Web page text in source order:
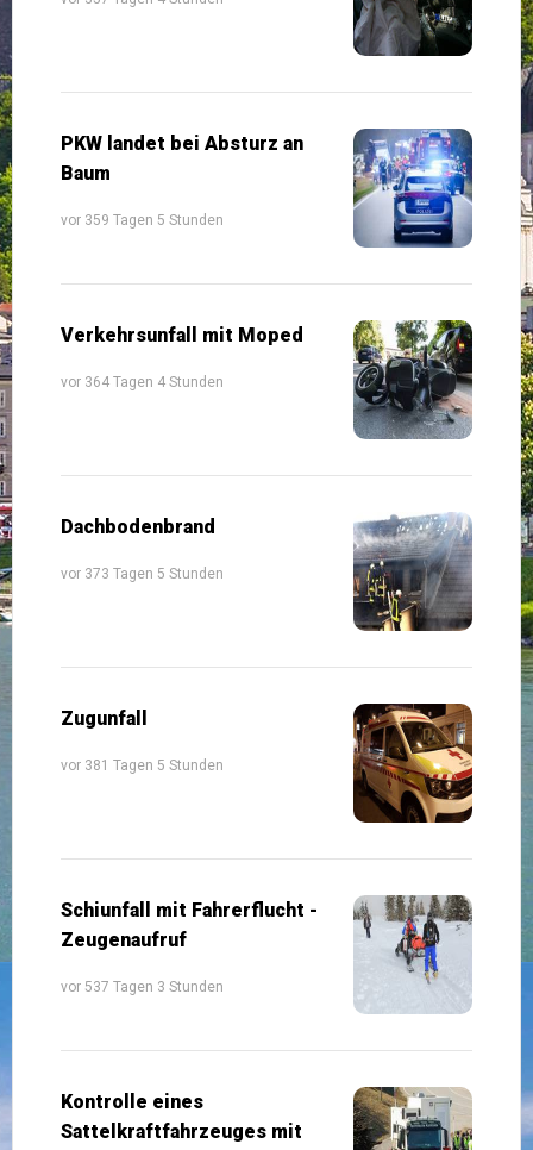
PKW landet bei Absturz an
Baum
vor 359 Tagen 5 Stunden
Verkehrsunfall mit Moped
vor 364 Tagen 4 Stunden
Dachbodenbrand
vor 373 Tagen 5 Stunden
Zugunfall
vor 381 Tagen 5 Stunden
Schiunfall mit Fahrerflucht -
Zeugenaufruf
vor 537 Tagen 3 Stunden
Kontrolle eines
Sattelkraftfahrzeuges mit